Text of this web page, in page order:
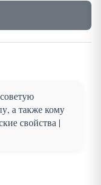
а также кому
свойства |